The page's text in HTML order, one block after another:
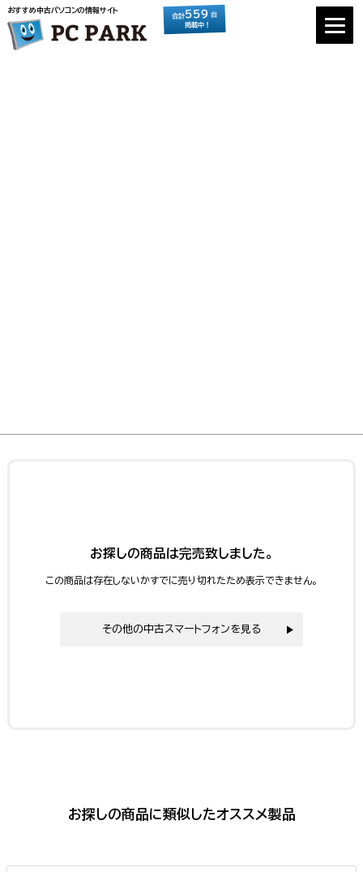
おすすめ中古パソコンの情報サイト
合計559 台
掲載中！
お探しの商品は完売致しました。
この商品は存在しないかすでに売り切れたため表示できません。
その他の中古スマートフォンを見る
お探しの商品に類似したオススメ製品